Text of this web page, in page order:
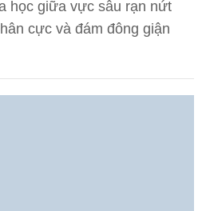
học giữa vực sâu rạn nứt
cực và đám đông giận